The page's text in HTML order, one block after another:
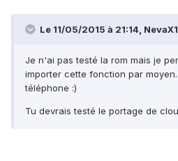
Le 11/05/2015 à 21:14,
Je n'ai pas testé la rom mais je
importer cette fonction par
téléphone :)
Tu devrais testé le portage de